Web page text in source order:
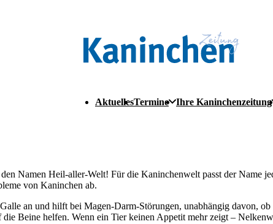
AktuellesTermine Ihre Kaninchenzeitung
Namen Heil-aller-Welt! Für die Kaninchenwelt passt der
von Kaninchen ab.
an und hilft bei Magen-Darm-Störungen, unabhängig davon,
Beine helfen. Wenn ein Tier keinen Appetit mehr zeigt –